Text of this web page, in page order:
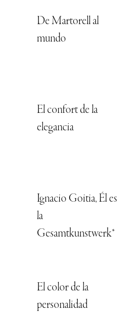
De Martorell al
mundo
El confort de la
elegancia
Ignacio Goitia, Él es
la
Gesamtkunstwerk*
El color de la
personalidad